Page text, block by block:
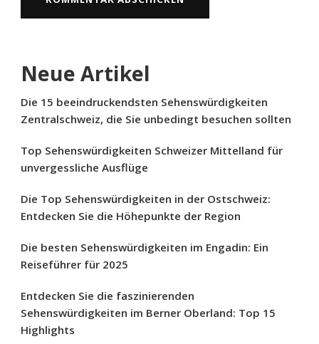
Neue Artikel
Die 15 beeindruckendsten Sehenswürdigkeiten
Zentralschweiz, die Sie unbedingt besuchen sollten
Top Sehenswürdigkeiten Schweizer Mittelland für
unvergessliche Ausflüge
Die Top Sehenswürdigkeiten in der Ostschweiz:
Entdecken Sie die Höhepunkte der Region
Die besten Sehenswürdigkeiten im Engadin: Ein
Reiseführer für 2025
Entdecken Sie die faszinierenden
Sehenswürdigkeiten im Berner Oberland: Top 15
Highlights